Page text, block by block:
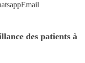
Email
des patients à